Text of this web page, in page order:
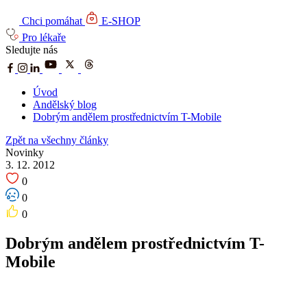
Chci pomáhat
E-SHOP
Pro lékaře
Sledujte nás
Úvod
Andělský blog
Dobrým andělem prostřednictvím T-Mobile
Zpět na všechny články
Novinky
3. 12. 2012
0
0
0
Dobrým andělem prostřednictvím T-
Mobile